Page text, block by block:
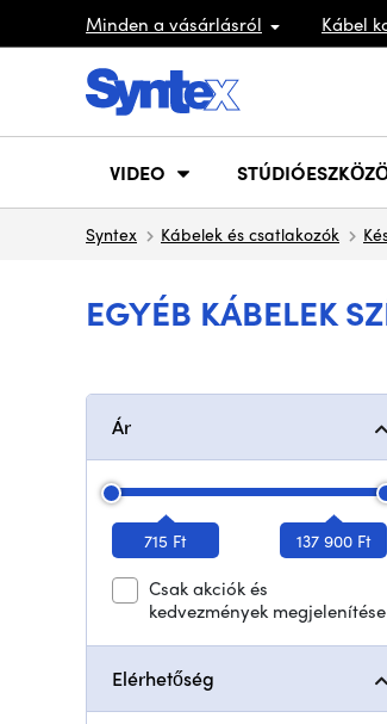
Minden a vásárlásról Kábel
VIDEO
Syntex Kábelek és csatlakozók
EGYÉB KÁBELEK
Ár
715 Ft 137 900 Ft
Csak akciók és
kedvezmények megjelenítése
Elérhetőség